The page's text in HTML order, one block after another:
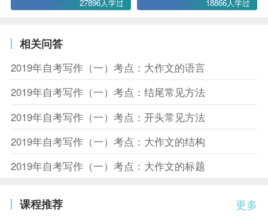
27896人学过 18866人学过
相关问答
2019年自考写作（一）考点：大作文的语言
2019年自考写作（一）考点：结尾常见方法
2019年自考写作（一）考点：开头常见方法
2019年自考写作（一）考点：大作文的结构
2019年自考写作（一）考点：大作文的标题
更多
课程推荐